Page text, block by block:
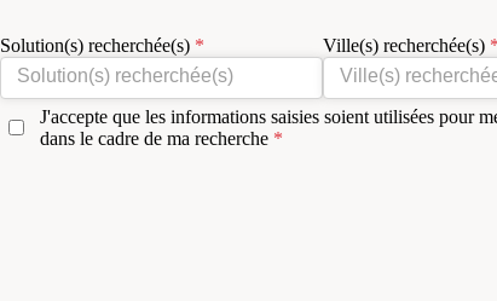
Solution(s) recherchée(s) Ville(s) recherchée(s)
J'accepte que les informations saisies soient utilisées pour
dans le cadre de ma recherche